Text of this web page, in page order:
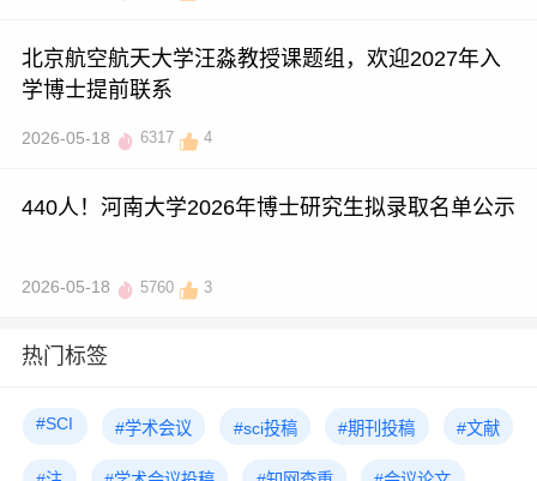
北京航空航天大学汪淼教授课题组，欢迎2027年入
学博士提前联系
2026-05-18 6317 4
440人！河南大学2026年博士研究生拟录取名单公示
2026-05-18 5760 3
热门标签
#SCI #学术会议 #sci投稿 #期刊投稿 #文献